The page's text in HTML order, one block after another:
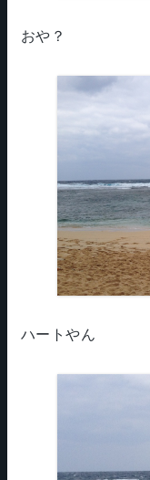
おや？
ハートやん